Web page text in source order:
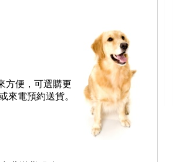
方便，可選購更
來電預約送貨。